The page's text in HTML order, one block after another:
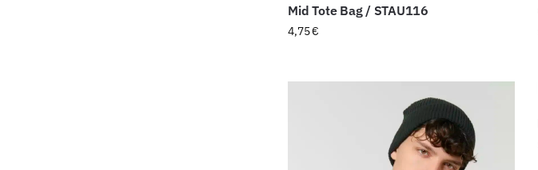
Mid Tote Bag / STAU116
4,75€